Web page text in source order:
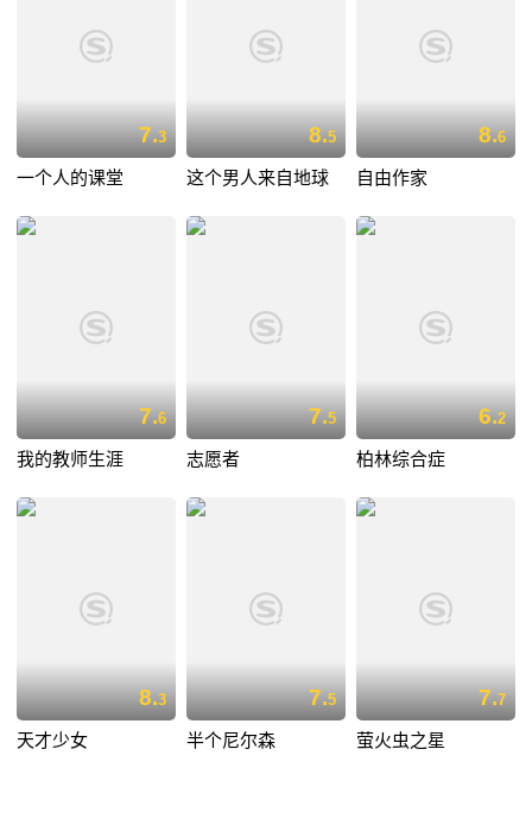
7.3
一个人的课堂
8.5
这个男人来自地球
8.6
自由作家
7.6
我的教师生涯
7.5
志愿者
6.2
柏林综合症
8.3
天才少女
7.5
半个尼尔森
7.7
萤火虫之星